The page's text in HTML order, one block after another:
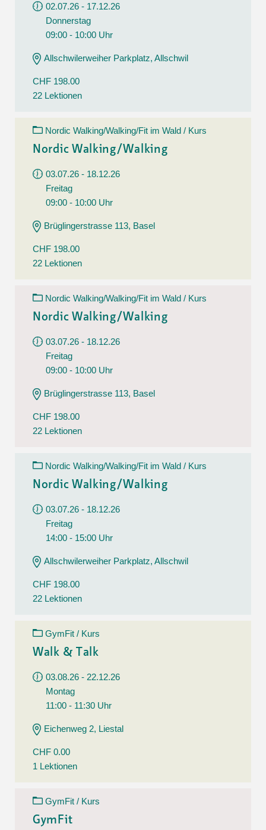
02.07.26 - 17.12.26
Donnerstag
09:00 - 10:00 Uhr
Allschwilerweiher Parkplatz, Allschwil
CHF 198.00
22 Lektionen
Nordic Walking/Walking/Fit im Wald / Kurs
Nordic Walking/Walking
03.07.26 - 18.12.26
Freitag
09:00 - 10:00 Uhr
Brüglingerstrasse 113, Basel
CHF 198.00
22 Lektionen
Nordic Walking/Walking/Fit im Wald / Kurs
Nordic Walking/Walking
03.07.26 - 18.12.26
Freitag
09:00 - 10:00 Uhr
Brüglingerstrasse 113, Basel
CHF 198.00
22 Lektionen
Nordic Walking/Walking/Fit im Wald / Kurs
Nordic Walking/Walking
03.07.26 - 18.12.26
Freitag
14:00 - 15:00 Uhr
Allschwilerweiher Parkplatz, Allschwil
CHF 198.00
22 Lektionen
GymFit / Kurs
Walk & Talk
03.08.26 - 22.12.26
Montag
11:00 - 11:30 Uhr
Eichenweg 2, Liestal
CHF 0.00
1 Lektionen
GymFit / Kurs
GymFit